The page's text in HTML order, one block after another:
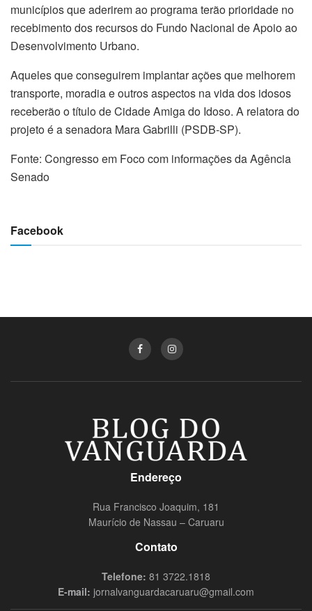
municípios que aderirem ao programa terão prioridade no
recebimento dos recursos do Fundo Nacional de Apoio ao
Desenvolvimento Urbano.
Aqueles que conseguirem implantar ações que melhorem
transporte, moradia e outros aspectos na vida dos idosos
receberão o título de Cidade Amiga do Idoso. A relatora do
projeto é a senadora Mara Gabrilli (PSDB-SP).
Fonte: Congresso em Foco com informações da Agência
Senado
Facebook
Endereço
Rua Francisco Joaquim, 181
Maurício de Nassau – Caruaru
Contato
Telefone: 81 3722.1818
E-mail: jornalvanguardacaruaru@gmail.com